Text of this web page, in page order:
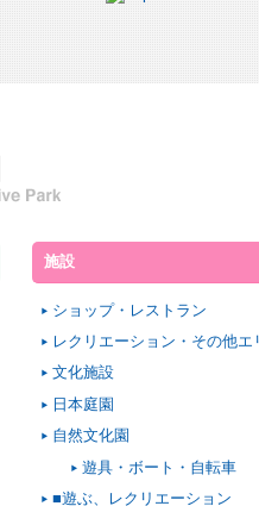
施設
ショップ・レストラン
レクリエーション・その他エ
文化施設
日本庭園
自然文化園
遊具・ボート・自転車
■遊ぶ、レクリエーション